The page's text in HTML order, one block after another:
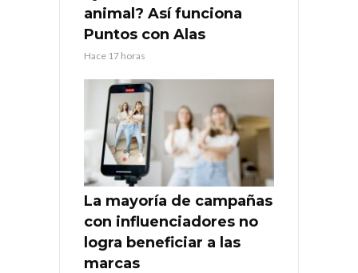
animal? Así funciona
Puntos con Alas
Hace 17 horas
La mayoría de campañas
con influenciadores no
logra beneficiar a las
marcas